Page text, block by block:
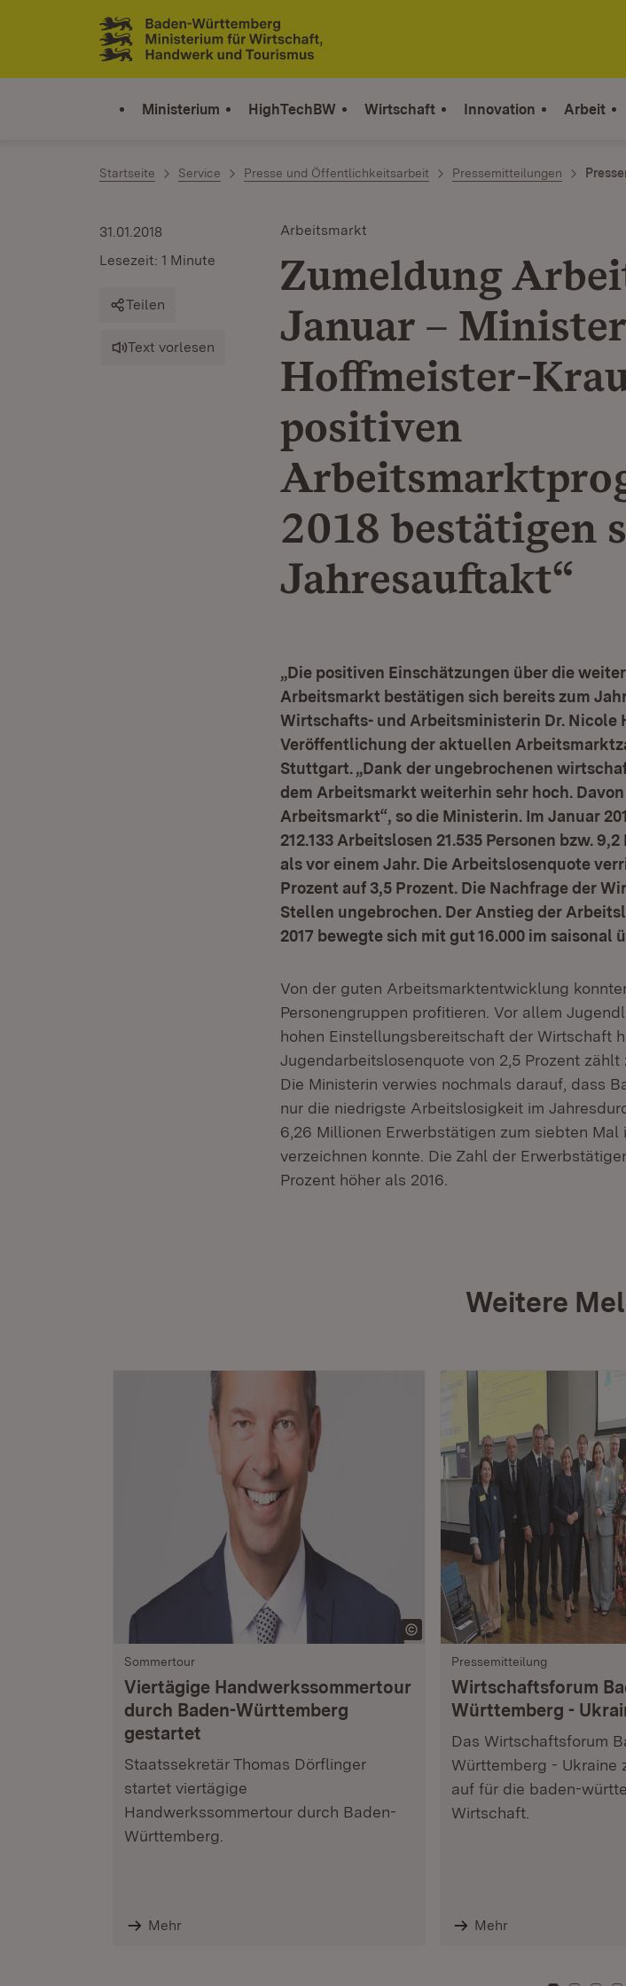
Zum Inhalt springen
Link zur Startseite
Ministerium HighTechBW Wirtschaft Innovation Arbeit
Startseite Service Presse und Öffentlichkeitsarbeit Pressemitteilungen
Arbeitsmarkt
Zumeldung
Januar –
Hoffmeister-
positiven
2018 bestätigen
Jahresauftakt“
31.01.2018
Lesezeit: 1 Minute
Teilen
Text vorlesen
„Die positiven Einschätzungen über die
Arbeitsmarkt bestätigen sich bereits zum
Wirtschafts- und Arbeitsministerin Dr. Nicole
Veröffentlichung der aktuellen
Stuttgart. „Dank der ungebrochenen
dem Arbeitsmarkt weiterhin sehr hoch.
Arbeitsmarkt“, so die Ministerin. Im Januar
212.133 Arbeitslosen 21.535 Personen bzw.
als vor einem Jahr. Die Arbeitslosenquote
Prozent auf 3,5 Prozent. Die Nachfrage der
Stellen ungebrochen. Der Anstieg der
2017 bewegte sich mit gut 16.000 im saisonal
Von der guten Arbeitsmarktentwicklung
Personengruppen profitieren. Vor allem
hohen Einstellungsbereitschaft der Wirtschaft
Jugendarbeitslosenquote von 2,5 Prozent
Die Ministerin verwies nochmals darauf, dass
nur die niedrigste Arbeitslosigkeit im
6,26 Millionen Erwerbstätigen zum siebten
verzeichnen konnte. Die Zahl der
Prozent höher als 2016.
Weitere
Sommertour
Viertägige Handwerkssommertour
durch Baden-Württemberg
gestartet
Staatssekretär Thomas Dörflinger
startet viertägige
Handwerkssommertour durch Baden-
Württemberg.
Mehr
Pressemitteilung
Wirtschaftsforum
Württemberg -
Das Wirtschaftsforum
Württemberg - Ukraine
auf für die baden-
Wirtschaft.
Mehr